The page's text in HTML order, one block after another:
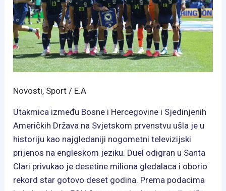
sekundi
Novosti, Sport / E.A
Utakmica između Bosne i Hercegovine i Sjedinjenih
Američkih Država na Svjetskom prvenstvu ušla je u
historiju kao najgledaniji nogometni televizijski
prijenos na engleskom jeziku. Duel odigran u Santa
Clari privukao je desetine miliona gledalaca i oborio
rekord star gotovo deset godina. Prema podacima